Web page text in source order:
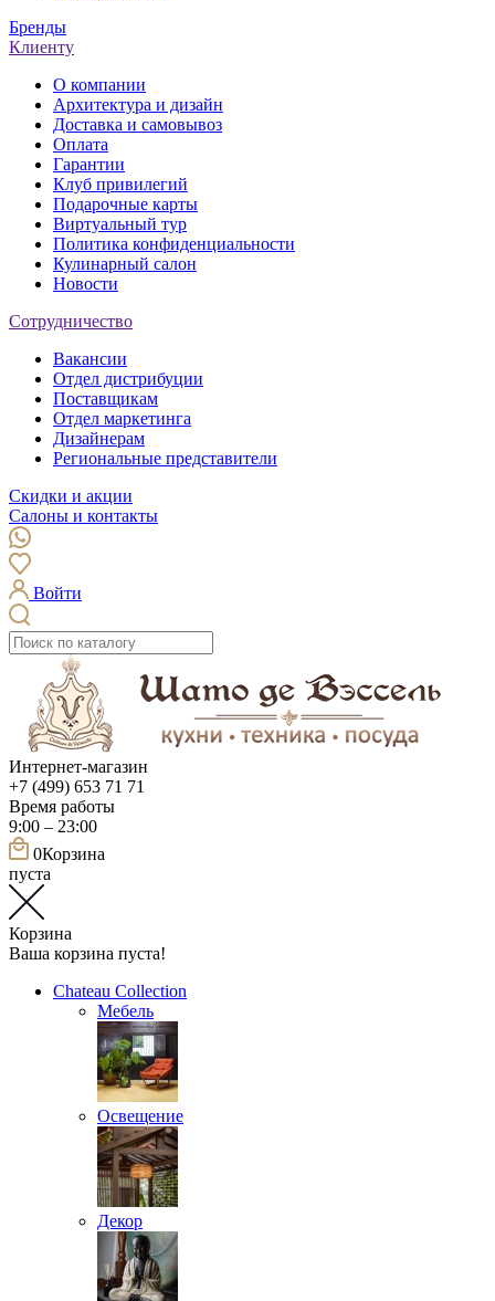
Бренды
Клиенту
О компании
Архитектура и дизайн
Доставка и самовывоз
Оплата
Гарантии
Клуб привилегий
Подарочные карты
Виртуальный тур
Политика конфиденциальности
Кулинарный салон
Новости
Сотрудничество
Вакансии
Отдел дистрибуции
Поставщикам
Отдел маркетинга
Дизайнерам
Региональные представители
Скидки и акции
Салоны и контакты
Войти
Интернет-магазин
+7 (499) 653 71 71
Время работы
9:00 – 23:00
0Корзина
пуста
Корзина
Ваша корзина пуста!
Chateau Collection
Мебель
Освещение
Декор